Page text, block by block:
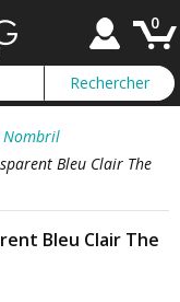
0
Nombril
Bleu Clair The
Bleu Clair The